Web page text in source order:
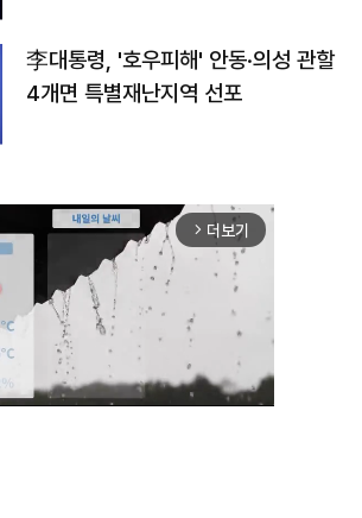
李대통령, '호우피해' 안동·의성 관할
4개면 특별재난지역 선포
arrow_forward_ios 더보기